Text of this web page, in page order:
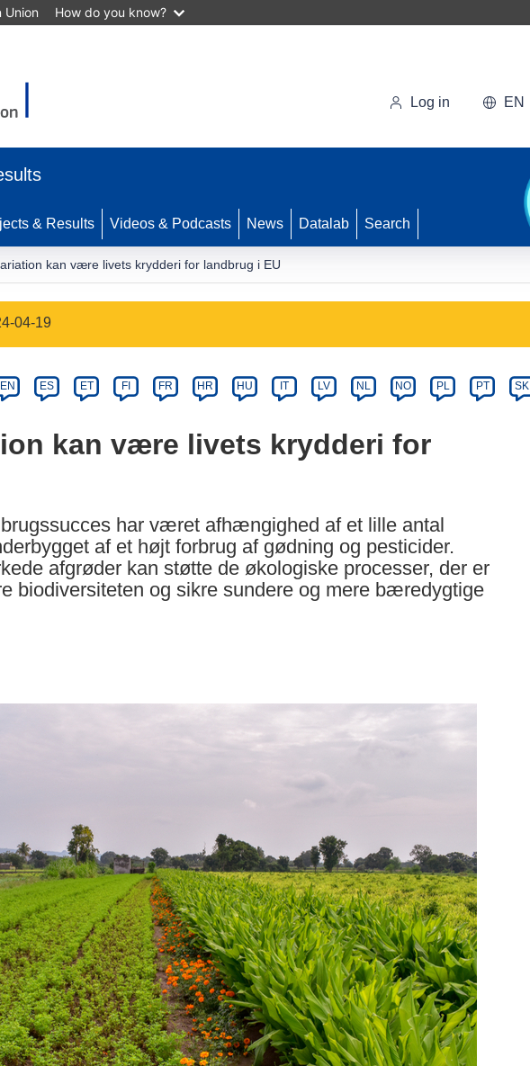
Union How do you know?
Log in EN
& Results Videos & Podcasts News Datalab Search
kan være livets krydderi for landbrug i EU
04-19
EN ES ET FI FR HR HU IT LV NL NO PL PT SK
kan være livets krydderi for
har været afhængighed af et lille antal
af et højt forbrug af gødning og pesticider.
afgrøder kan støtte de økologiske processer, der er
biodiversiteten og sikre sundere og mere bæredygtige